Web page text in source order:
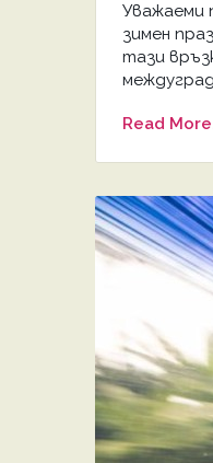
Уважаеми
зимен
тази
Read